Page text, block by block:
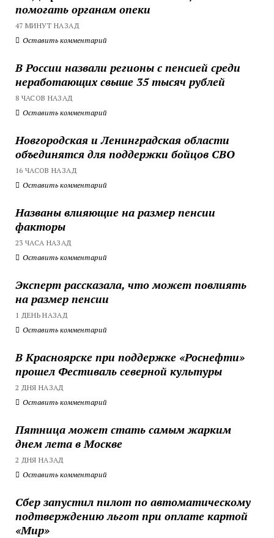
помогать органам опеки
47 МИНУТ НАЗАД
Оставить комментарий
В России назвали регионы с пенсией среди
неработающих свыше 35 тысяч рублей
8 ЧАСОВ НАЗАД
Оставить комментарий
Новгородская и Ленинградская области
объединятся для поддержки бойцов СВО
16 ЧАСОВ НАЗАД
Оставить комментарий
Названы влияющие на размер пенсии
факторы
23 ЧАСА НАЗАД
Оставить комментарий
Эксперт рассказала, что может повлиять
на размер пенсии
1 ДЕНЬ НАЗАД
Оставить комментарий
В Красноярске при поддержке «Роснефти»
прошел Фестиваль северной культуры
2 ДНЯ НАЗАД
Оставить комментарий
Пятница может стать самым жарким
днем лета в Москве
2 ДНЯ НАЗАД
Оставить комментарий
Сбер запустил пилот по автоматическому
подтверждению льгот при оплате картой
«Мир»